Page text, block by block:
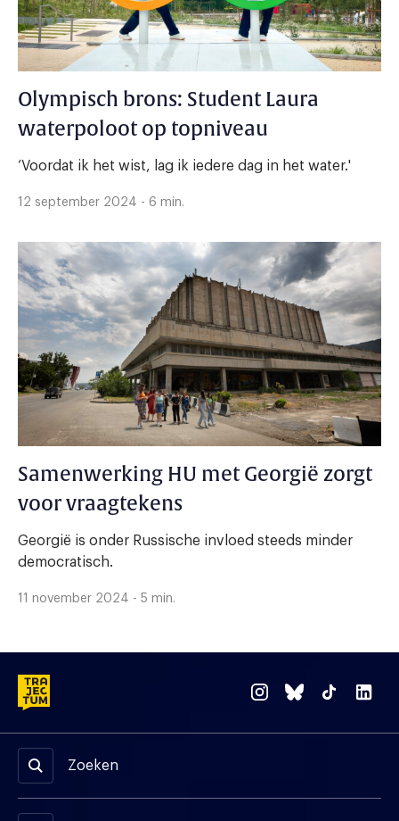
Olympisch brons: Student Laura
waterpoloot op topniveau
‘Voordat ik het wist, lag ik iedere dag in het water.'
12 september 2024 - 6 min.
Samenwerking HU met Georgië zorgt
voor vraagtekens
Georgië is onder Russische invloed steeds minder
democratisch.
11 november 2024 - 5 min.
Zoeken